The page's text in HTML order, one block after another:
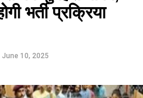
भर्ती प्रक्रिया
June 10, 2025